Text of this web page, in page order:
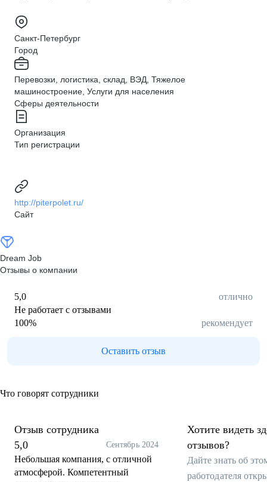
Санкт-Петербург
Город
Перевозки, логистика, склад, ВЭД, Тяжелое
машиностроение, Услуги для населения
Сферы деятельности
Организация
Тип регистрации
http://piterpolet.ru/
Сайт
Dream Job
Отзывы о компании
5,0
отлично
Не работает с отзывами
100% рекомендует
Оставить отзыв
Что говорят сотрудники
Отзыв сотрудника
5,0
Сентябрь 2024
Небольшая компания, с отличной
атмосферой. Компетентный
Хотите видеть
отзывов?
Дайте знать об
работодателя